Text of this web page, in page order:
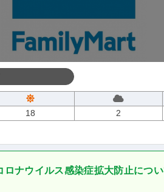
18 2
ロナウイルス感染症拡大防止につ